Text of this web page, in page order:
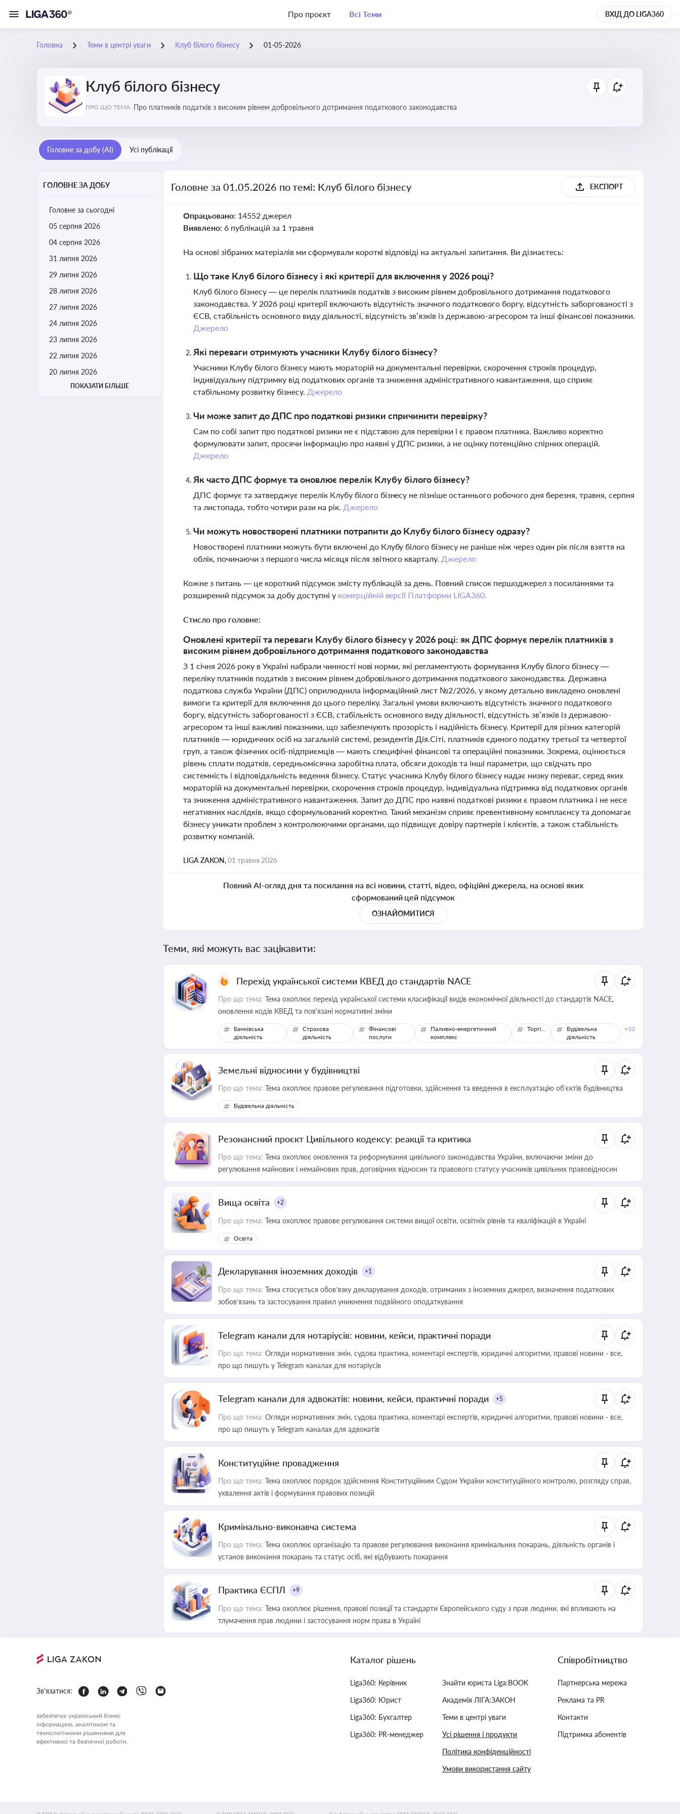
Про проєкт Всі Теми ВХІД ДО LIGA360
Головна Теми в центрі уваги Клуб білого бізнесу 01-05-2026
Клуб білого бізнесу
ПРО ЩО ТЕМА: Про платників податків з високим рівнем добровільного дотримання податкового законодавства
Головне за добу (AI) Усі публікації
ГОЛОВНЕ ЗА ДОБУ
Головне за сьогодні
05 серпня 2026
04 серпня 2026
31 липня 2026
29 липня 2026
28 липня 2026
27 липня 2026
24 липня 2026
23 липня 2026
22 липня 2026
20 липня 2026
ПОКАЗАТИ БІЛЬШЕ
Головне за 01.05.2026 по темі: Клуб білого бізнесу ЕКСПОРТ
Опрацьовано: 14552 джерел
Виявлено: 6 публікацій за 1 травня
На основі зібраних матеріалів ми сформували короткі відповіді на актуальні запитання. Ви дізнаєтесь:
Що таке Клуб білого бізнесу і які критерії для включення у 2026 році?
Клуб білого бізнесу — це перелік платників податків з високим рівнем добровільного дотримання податкового
законодавства. У 2026 році критерії включають відсутність значного податкового боргу, відсутність заборгованості з
ЄСВ, стабільність основного виду діяльності, відсутність зв’язків із державою-агресором та інші фінансові показники.
Джерело
Які переваги отримують учасники Клубу білого бізнесу?
Учасники Клубу білого бізнесу мають мораторій на документальні перевірки, скорочення строків процедур,
індивідуальну підтримку від податкових органів та зниження адміністративного навантаження, що сприяє
стабільному розвитку бізнесу. Джерело
Чи може запит до ДПС про податкові ризики спричинити перевірку?
Сам по собі запит про податкові ризики не є підставою для перевірки і є правом платника. Важливо коректно
формулювати запит, просячи інформацію про наявні у ДПС ризики, а не оцінку потенційно спірних операцій.
Джерело
Як часто ДПС формує та оновлює перелік Клубу білого бізнесу?
ДПС формує та затверджує перелік Клубу білого бізнесу не пізніше останнього робочого дня березня, травня, серпня
та листопада, тобто чотири рази на рік. Джерело
Чи можуть новостворені платники потрапити до Клубу білого бізнесу одразу?
Новостворені платники можуть бути включені до Клубу білого бізнесу не раніше ніж через один рік після взяття на
облік, починаючи з першого числа місяця після звітного кварталу. Джерело
Кожне з питань — це короткий підсумок змісту публікацій за день. Повний список першоджерел з посиланнями та
розширений підсумок за добу доступні у комерційній версії Платформи LIGA360.
Стисло про головне:
Оновлені критерії та переваги Клубу білого бізнесу у 2026 році: як ДПС формує перелік платників з
високим рівнем добровільного дотримання податкового законодавства
З 1 січня 2026 року в Україні набрали чинності нові норми, які регламентують формування Клубу білого бізнесу —
переліку платників податків з високим рівнем добровільного дотримання податкового законодавства. Державна
податкова служба України (ДПС) оприлюднила інформаційний лист №2/2026, у якому детально викладено оновлені
вимоги та критерії для включення до цього переліку. Загальні умови включають відсутність значного податкового
боргу, відсутність заборгованості з ЄСВ, стабільність основного виду діяльності, відсутність зв’язків із державою-
агресором та інші важливі показники, що забезпечують прозорість і надійність бізнесу. Критерії для різних категорій
платників — юридичних осіб на загальній системі, резидентів Дія.Сіті, платників єдиного податку третьої та четвертої
груп, а також фізичних осіб-підприємців — мають специфічні фінансові та операційні показники. Зокрема, оцінюється
рівень сплати податків, середньомісячна заробітна плата, обсяги доходів та інші параметри, що свідчать про
системність і відповідальність ведення бізнесу. Статус учасника Клубу білого бізнесу надає низку переваг, серед яких
мораторій на документальні перевірки, скорочення строків процедур, індивідуальна підтримка від податкових органів
та зниження адміністративного навантаження. Запит до ДПС про наявні податкові ризики є правом платника і не несе
негативних наслідків, якщо сформульований коректно. Такий механізм сприяє превентивному комплаєнсу та допомагає
бізнесу уникати проблем з контролюючими органами, що підвищує довіру партнерів і клієнтів, а також стабільність
розвитку компаній.
LIGA ZAKON,01 травня 2026
Повний AI-огляд дня та посилання на всі новини, статті, відео, офіційні джерела, на основі яких
сформований цей підсумок
ОЗНАЙОМИТИСЯ
Теми, які можуть вас зацікавити:
Перехід української системи КВЕД до стандартів NACE
Про що тема: Тема охоплює перехід української системи класифікації видів економічної діяльності до стандартів NACE,
оновлення кодів КВЕД та пов'язані нормативні зміни
Банківська
діяльність
Страхова
діяльність
Фінансові
послуги
Паливно-енергетичний
комплекс
Торгівля
Будівельна
діяльність
+10
Земельні відносини у будівництві
Про що тема: Тема охоплює правове регулювання підготовки, здійснення та введення в експлуатацію об’єктів будівництва
Будівельна діяльність
Резонансний проєкт Цивільного кодексу: реакції та критика
Про що тема: Тема охоплює оновлення та реформування цивільного законодавства України, включаючи зміни до
регулювання майнових і немайнових прав, договірних відносин та правового статусу учасників цивільних правовідносин
Вища освіта +2
Про що тема: Тема охоплює правове регулювання системи вищої освіти, освітніх рівнів та кваліфікацій в Україні
Освіта
Декларування іноземних доходів +1
Про що тема: Тема стосується обов’язку декларування доходів, отриманих з іноземних джерел, визначення податкових
зобов’язань та застосування правил уникнення подвійного оподаткування
Telegram канали для нотаріусів: новини, кейси, практичні поради
Про що тема: Огляди нормативних змін, судова практика, коментарі експертів, юридичні алгоритми, правові новини - все,
про що пишуть у Telegram каналах для нотаріусів
Telegram канали для адвокатів: новини, кейси, практичні поради +5
Про що тема: Огляди нормативних змін, судова практика, коментарі експертів, юридичні алгоритми, правові новини - все,
про що пишуть у Telegram каналах для адвокатів
Конституційне провадження
Про що тема: Тема охоплює порядок здійснення Конституційним Судом України конституційного контролю, розгляду справ,
ухвалення актів і формування правових позицій
Кримінально-виконавча система
Про що тема: Тема охоплює організацію та правове регулювання виконання кримінальних покарань, діяльність органів і
установ виконання покарань та статус осіб, які відбувають покарання
Практика ЄСПЛ +9
Про що тема: Тема охоплює рішення, правові позиції та стандарти Європейського суду з прав людини, які впливають на
тлумачення прав людини і застосування норм права в Україні
Зв'язатися:
забезпечує український бізнес
інформацією, аналітикою та
технологічними рішеннями для
ефективної та безпечної роботи.
Каталог рішень
Liga360: Керівник
Liga360: Юрист
Liga360: Бухгалтер
Liga360: PR-менеджер
Знайти юриста Liga:BOOK
Академія ЛІГА:ЗАКОН
Теми в центрі уваги
Усі рішення і продукти
Політика конфіденційності
Умови використання сайту
Співробітництво
Партнерська мережа
Реклама та PR
Контакти
Підтримка абонентів